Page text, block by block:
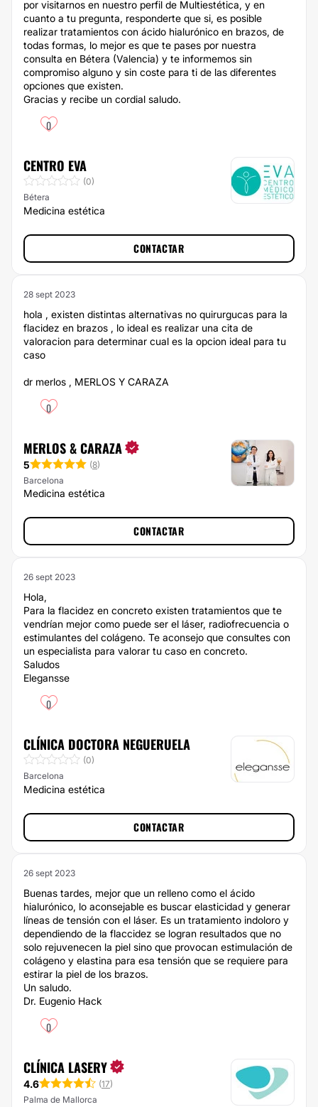
por visitarnos en nuestro perfil de Multiestética, y en
cuanto a tu pregunta, responderte que si, es posible
realizar tratamientos con ácido hialurónico en brazos, de
todas formas, lo mejor es que te pases por nuestra
consulta en Bétera (Valencia) y te informemos sin
compromiso alguno y sin coste para ti de las diferentes
opciones que existen.
Gracias y recibe un cordial saludo.
0
CENTRO EVA
(0)
Bétera
Medicina estética
CONTACTAR
28 sept 2023
hola , existen distintas alternativas no quirurgucas para la
flacidez en brazos , lo ideal es realizar una cita de
valoracion para determinar cual es la opcion ideal para tu
caso
dr merlos , MERLOS Y CARAZA
0
MERLOS & CARAZA
5 (8)
Barcelona
Medicina estética
CONTACTAR
26 sept 2023
Hola,
Para la flacidez en concreto existen tratamientos que te
vendrían mejor como puede ser el láser, radiofrecuencia o
estimulantes del colágeno. Te aconsejo que consultes con
un especialista para valorar tu caso en concreto.
Saludos
Elegansse
0
CLÍNICA DOCTORA NEGUERUELA
(0)
Barcelona
Medicina estética
CONTACTAR
26 sept 2023
Buenas tardes, mejor que un relleno como el ácido
hialurónico, lo aconsejable es buscar elasticidad y generar
líneas de tensión con el láser. Es un tratamiento indoloro y
dependiendo de la flaccidez se logran resultados que no
solo rejuvenecen la piel sino que provocan estimulación de
colágeno y elastina para esa tensión que se requiere para
estirar la piel de los brazos.
Un saludo.
Dr. Eugenio Hack
0
CLÍNICA LASERY
4.6 (17)
Palma de Mallorca